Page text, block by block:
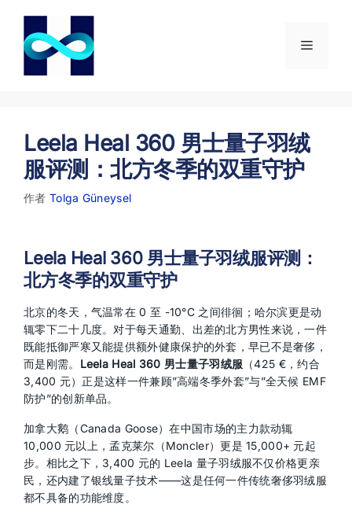
菜
Leela Heal 360 男士量子羽绒
服评测：北方冬季的双重守护
作者 Tolga Güneysel
Leela Heal 360 男士量子羽绒服评测：
北方冬季的双重守护
北京的冬天，气温常在 0 至 -10°C 之间徘徊；哈尔滨更是动
辄零下二十几度。对于每天通勤、出差的北方男性来说，一件
既能抵御严寒又能提供额外健康保护的外套，早已不是奢侈，
而是刚需。 Leela Heal 360 男士量子羽绒服 （425 €，约合
3,400 元）正是这样一件兼顾”高端冬季外套”与”全天候 EMF
防护”的创新单品。
加拿大鹅（Canada Goose）在中国市场的主力款动辄
10,000 元以上，孟克莱尔（Moncler）更是 15,000+ 元起
步。相比之下，3,400 元的 Leela 量子羽绒服不仅价格更亲
民，还内建了银线量子技术——这是任何一件传统奢侈羽绒服
都不具备的功能维度。